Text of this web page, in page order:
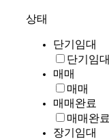
상태
단기임대
단기임대
매매
매매
매매완료
매매완료
장기임대